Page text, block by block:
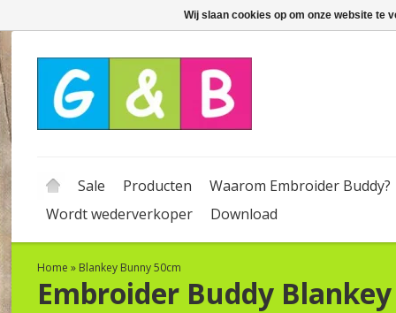
Sale Producten
Waarom Embroider Buddy?
Wordt wederverkoper
Download
Home » Blankey Bunny 50cm
Embroider Buddy
Wij slaan cookies op om onze website te